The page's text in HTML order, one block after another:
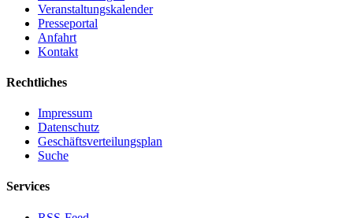
Veranstaltungskalender
Presseportal
Anfahrt
Kontakt
Rechtliches
Impressum
Datenschutz
Geschäftsverteilungsplan
Suche
Services